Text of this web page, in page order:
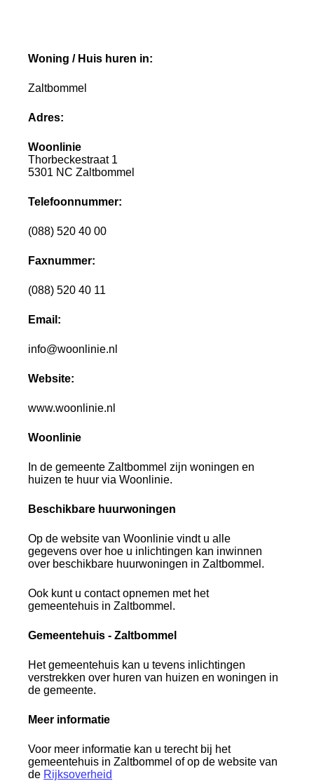
Woning / Huis huren in:
Zaltbommel
Adres:
Woonlinie
Thorbeckestraat 1
5301 NC Zaltbommel
Telefoonnummer:
(088) 520 40 00
Faxnummer:
(088) 520 40 11
Email:
info@woonlinie.nl
Website:
www.woonlinie.nl
Woonlinie
In de gemeente Zaltbommel zijn woningen en
huizen te huur via Woonlinie.
Beschikbare huurwoningen
Op de website van Woonlinie vindt u alle
gegevens over hoe u inlichtingen kan inwinnen
over beschikbare huurwoningen in Zaltbommel.
Ook kunt u contact opnemen met het
gemeentehuis in Zaltbommel.
Gemeentehuis - Zaltbommel
Het gemeentehuis kan u tevens inlichtingen
verstrekken over huren van huizen en woningen in
de gemeente.
Meer informatie
Voor meer informatie kan u terecht bij het
gemeentehuis in Zaltbommel of op de website van
de Rijksoverheid